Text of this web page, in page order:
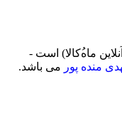
ماه‌‌‌‌‌‌ُکالا) است -
منده پور می باشد.